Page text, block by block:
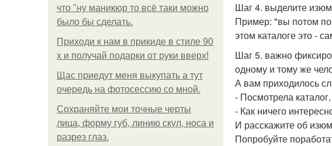
что "ну маникюр то всё таки можно
было бы сделать.
Приходи к нам в прикиде в стиле 90
х и получай подарки от руки вверх!
Щас приедут меня выкупать а тут
очередь на фотосессию со мной.
Сохраняйте мои точные черты
лица, форму губ, линию скул, носа и
разрез глаз.
Шаг 4. выделите
Пример: "вы потом
этом каталоге это -
Шаг 5. важно
одному и тому же
А вам приходилось
- Посмотрела
- Как ничего
И расскажите об
Попробуйте